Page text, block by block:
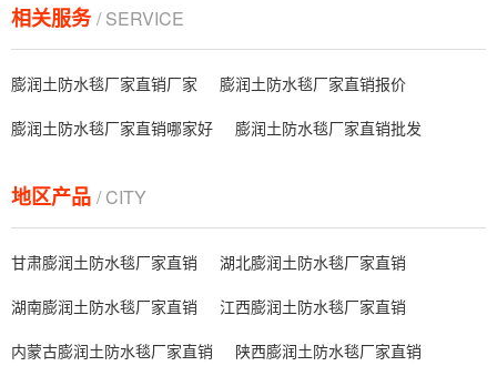
相关服务/ SERVICE
膨润土防水毯厂家直销厂家
膨润土防水毯厂家直销报价
膨润土防水毯厂家直销哪家好
膨润土防水毯厂家直销批发
地区产品 / CITY
甘肃膨润土防水毯厂家直销
湖北膨润土防水毯厂家直销
湖南膨润土防水毯厂家直销
江西膨润土防水毯厂家直销
内蒙古膨润土防水毯厂家直销
陕西膨润土防水毯厂家直销